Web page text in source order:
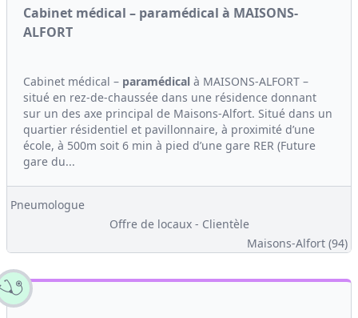
Cabinet médical – paramédical à MAISONS-
ALFORT
Cabinet médical – paramédical à MAISONS-ALFORT –
situé en rez-de-chaussée dans une résidence donnant
sur un des axe principal de Maisons-Alfort. Situé dans un
quartier résidentiel et pavillonnaire, à proximité d’une
école, à 500m soit 6 min à pied d’une gare RER (Future
gare du...
Pneumologue
Offre de locaux - Clientèle
Maisons-Alfort (94)